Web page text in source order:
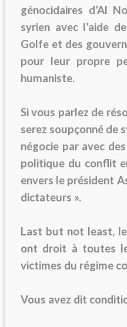
génocidaires d’Al
syrien avec l’aide
Golfe et des
pour leur propre
humaniste.
Si vous parlez de
serez soupçonné de
négocie par avec
politique du conflit
envers le président
dictateurs ».
Last but not least,
ont droit à toutes
victimes du régime
Vous avez dit